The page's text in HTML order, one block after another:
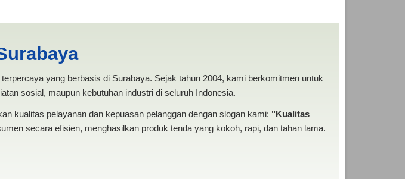
yang berbasis di Surabaya. Sejak tahun 2004, kami berkomitmen untuk
sosial, maupun kebutuhan industri di seluruh Indonesia.
kualitas pelayanan dan kepuasan pelanggan dengan slogan kami: "Kualitas
secara efisien, menghasilkan produk tenda yang kokoh, rapi, dan tahan lama.